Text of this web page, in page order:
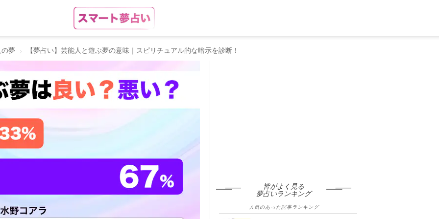
夢 【夢占い】芸能人と遊ぶ夢の意味｜スピリチュアル的な暗示を診断！
皆がよく見る
夢占いランキング
人気のあった記事ランキング